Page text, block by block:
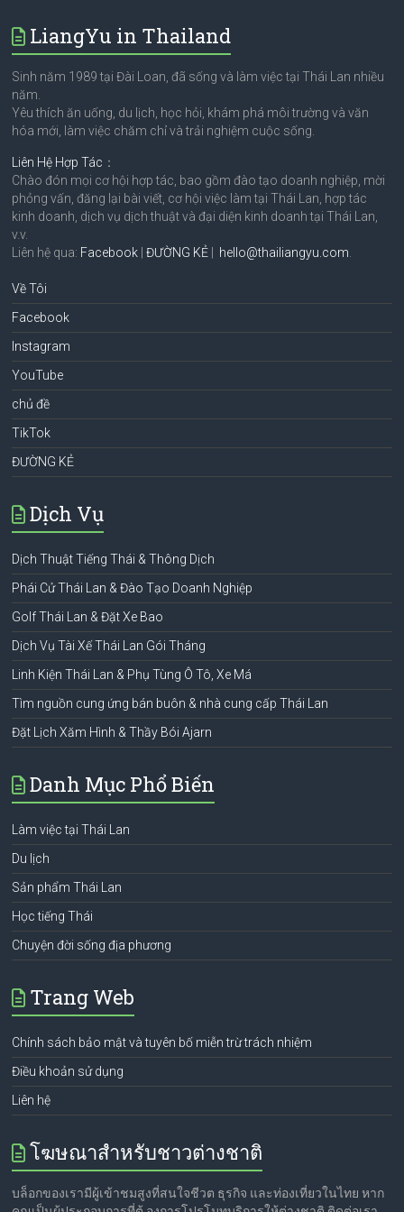
LiangYu in Thailand
Sinh năm 1989 tại Đài Loan, đã sống và làm việc tại Thái Lan nhiều
năm.
Yêu thích ăn uống, du lịch, học hỏi, khám phá môi trường và văn
hóa mới, làm việc chăm chỉ và trải nghiệm cuộc sống.
Liên Hệ Hợp Tác ：
Chào đón mọi cơ hội hợp tác, bao gồm đào tạo doanh nghiệp, mời
phỏng vấn, đăng lại bài viết, cơ hội việc làm tại Thái Lan, hợp tác
kinh doanh, dịch vụ dịch thuật và đại diện kinh doanh tại Thái Lan,
v.v.
Liên hệ qua: Facebook |ĐƯỜNG KẺ | hello@thailiangyu.com
Về Tôi
Facebook
Instagram
YouTube
chủ đề
TikTok
ĐƯỜNG KẺ
Dịch Vụ
Dịch Thuật Tiếng Thái & Thông Dịch
Phái Cử Thái Lan & Đào Tạo Doanh Nghiệp
Golf Thái Lan & Đặt Xe Bao
Dịch Vụ Tài Xế Thái Lan Gói Tháng
Linh Kiện Thái Lan & Phụ Tùng Ô Tô, Xe Má
Tìm nguồn cung ứng bán buôn & nhà cung cấp Thái Lan
Đặt Lịch Xăm Hình & Thầy Bói Ajarn
Danh Mục Phổ Biến
Làm việc tại Thái Lan
Du lịch
Sản phẩm Thái Lan
Học tiếng Thái
Chuyện đời sống địa phương
Trang Web
Chính sách bảo mật và tuyên bố miễn trừ trách nhiệm
Điều khoản sử dụng
Liên hệ
โฆษณาสำหรับชาวต่างชาติ
บล็อกของเรามีผู้เข้าชมสูงที่สนใจชีวต ธุรกิจ และท่องเที่ยวในไทย หาก